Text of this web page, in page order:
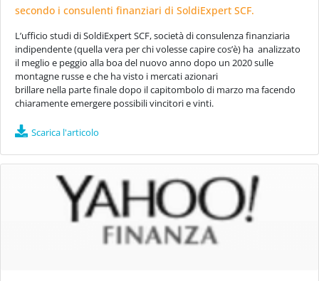
secondo i consulenti finanziari di SoldiExpert SCF.
L’ufficio studi di SoldiExpert SCF, società di consulenza finanziaria
indipendente (quella vera per chi volesse capire cos’è) ha analizzato
il meglio e peggio alla boa del nuovo anno dopo un 2020 sulle
montagne russe e che ha visto i mercati azionari
brillare nella parte finale dopo il capitombolo di marzo ma facendo
chiaramente emergere possibili vincitori e vinti.
Scarica l'articolo